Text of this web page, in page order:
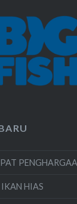
IKAN HIAS